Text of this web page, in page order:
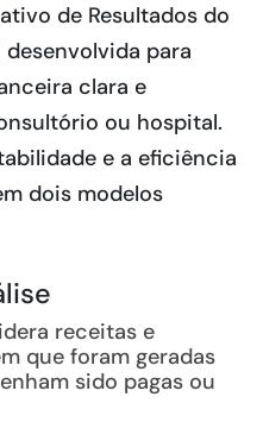
de Resultados do
para
clara e
ou hospital.
e a eficiência
dois modelos
receitas e
que foram geradas
sido pagas ou